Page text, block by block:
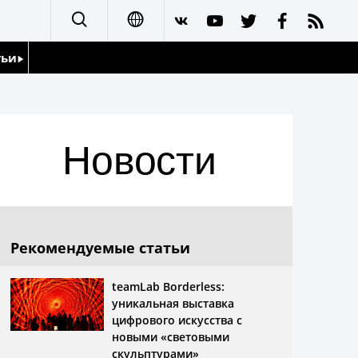
العربية
Новости
Рекомендуемые статьи
teamLab Borderless:
уникальная выставка
цифрового искусства с
новыми «световыми
скульптурами»